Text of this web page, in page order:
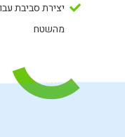
יצירת סביבת
מהשטח